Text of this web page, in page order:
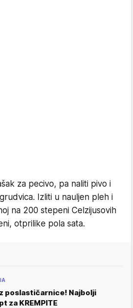
za pecivo, pa naliti pivo i
Izliti u nauljen pleh i
na 200 stepeni Celzijusovih
otprilike pola sata.
poslastičarnice! Najbolji
za KREMPITE